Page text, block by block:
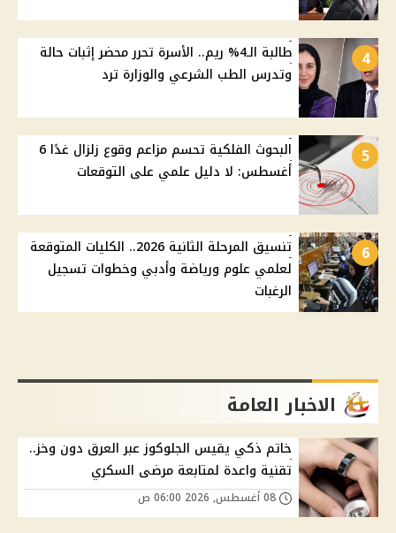
4
طالبة الـ4% ريم.. الأسرة تحرر محضر إثبات حالة
وتدرس الطب الشرعي والوزارة ترد
5
البحوث الفلكية تحسم مزاعم وقوع زلزال غدًا 6
أغسطس: لا دليل علمي على التوقعات
6
تنسيق المرحلة الثانية 2026.. الكليات المتوقعة
لعلمي علوم ورياضة وأدبي وخطوات تسجيل
الرغبات
الاخبار العامة
خاتم ذكي يقيس الجلوكوز عبر العرق دون وخز..
تقنية واعدة لمتابعة مرضى السكري